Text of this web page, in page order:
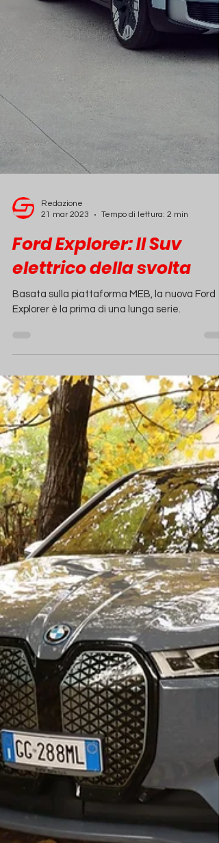
Redazione
21 mar 2023
Tempo di lettura: 2 min
Ford Explorer: Il Suv
elettrico della svolta
Explorer è la prima di una lunga serie.